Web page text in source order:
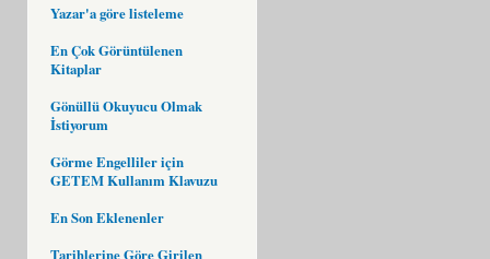
Yazar'a göre listeleme
En Çok Görüntülenen
Kitaplar
Gönüllü Okuyucu Olmak
İstiyorum
Görme Engelliler için
GETEM Kullanım Klavuzu
En Son Eklenenler
Tarihlerine Göre Girilen